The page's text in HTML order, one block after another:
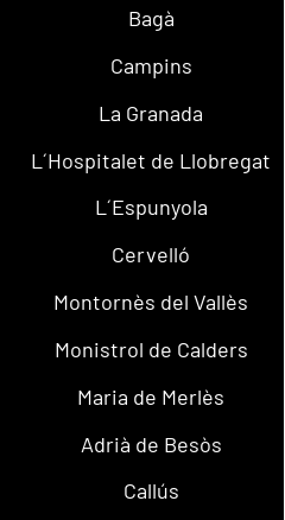
Bagà
Campins
La Granada
L´Hospitalet de Llobregat
L´Espunyola
Cervelló
Montornès del Vallès
Monistrol de Calders
Maria de Merlès
Adrià de Besòs
Callús